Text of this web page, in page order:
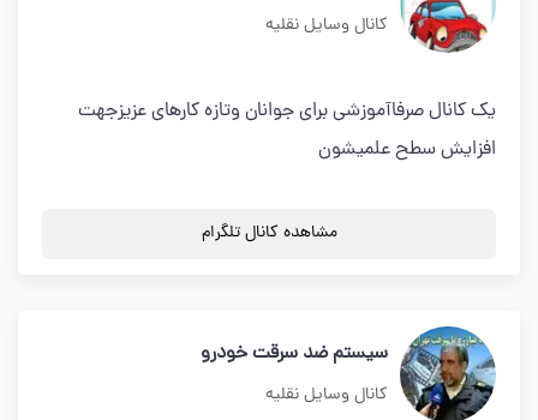
کانال وسایل نقلیه
یک کانال صرفاآموزشی برای جوانان وتازه کارهای عزیزجهت
افزایش سطح علمیشون
مشاهده کانال تلگرام
سیستم ضد سرقت خودرو
کانال وسایل نقلیه